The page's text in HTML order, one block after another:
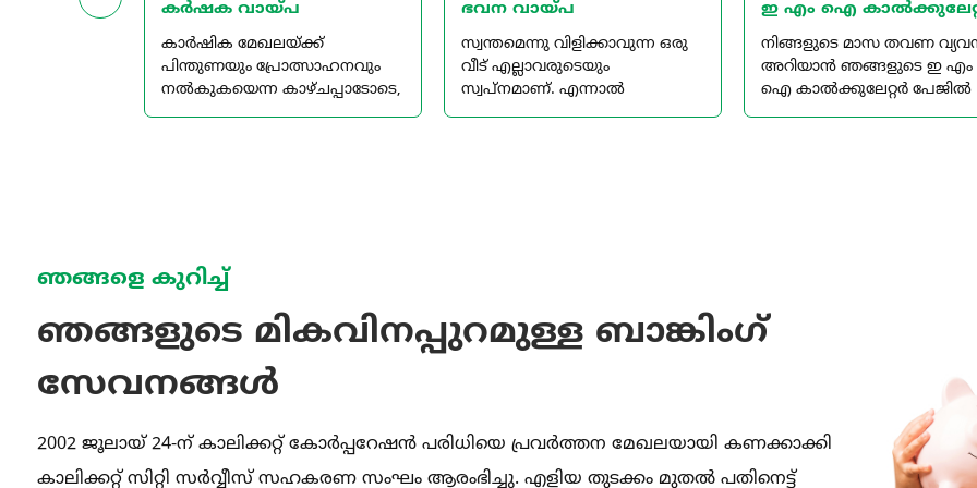
കർഷക വായ്പ
കാർഷിക മേഖലയ്ക്ക്
പിന്തുണയും പ്രോത്സാഹനവും
നൽകുകയെന്ന കാഴ്ചപ്പാടോടെ,
കാലിക്കറ്റ് സിറ്റി സർവ്വീസ്
ഭവന വായ്പ
സ്വന്തമെന്നു വിളിക്കാവുന്ന ഒരു
വീട് എല്ലാവരുടെയും
സ്വപ്നമാണ്. എന്നാൽ
വർദ്ധിച്ചുവരുന്ന കെട്ടിട
ഇ എം ഐ
നിങ്ങളുടെ മാസ തവണ
അറിയാൻ ഞങ്ങളുടെ ഇ എം
ഐ കാൽക്കുലേറ്റർ പേജിൽ
വായ്പ തുക, പലിശ നിരക്ക്,
ഞങ്ങളെ കുറിച്ച്
ഞങ്ങളുടെ മികവിനപ്പുറമുള്ള ബാങ്കിംഗ്
സേവനങ്ങൾ
2002 ജൂലായ് 24-ന് കാലിക്കറ്റ് കോർപ്പറേഷൻ പരിധിയെ പ്രവർത്തന മേഖലയായി കണക്കാക്കി
കാലിക്കറ്റ് സിറ്റി സർവ്വീസ് സഹകരണ സംഘം ആരംഭിച്ചു. എളിയ തുടക്കം മുതൽ പതിനെട്ട്